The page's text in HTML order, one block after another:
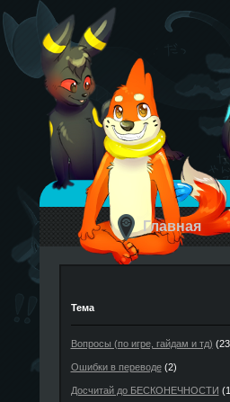
Главная
Тема
Вопросы (по игре, гайдам и тд)
Ошибки в переводе(2)
Досчитай до БЕСКОНЕЧНОСТИ